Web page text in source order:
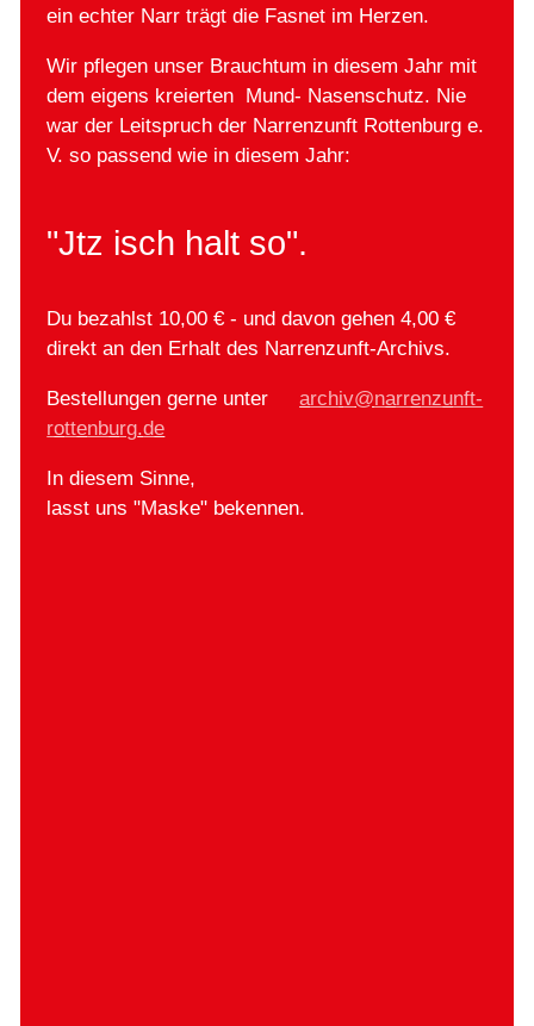
ein echter Narr trägt die Fasnet im Herzen.
Wir pflegen unser Brauchtum in diesem Jahr mit
dem eigens kreierten Mund- Nasenschutz. Nie
war der Leitspruch der Narrenzunft Rottenburg e.
V. so passend wie in diesem Jahr:
"Jtz isch halt so".
Du bezahlst 10,00 € - und davon gehen 4,00 €
direkt an den Erhalt des Narrenzunft-Archivs.
Bestellungen gerne unter rch v n rr nz nft-
r tt nb rg d
In diesem Sinne,
lasst uns "Maske" bekennen.